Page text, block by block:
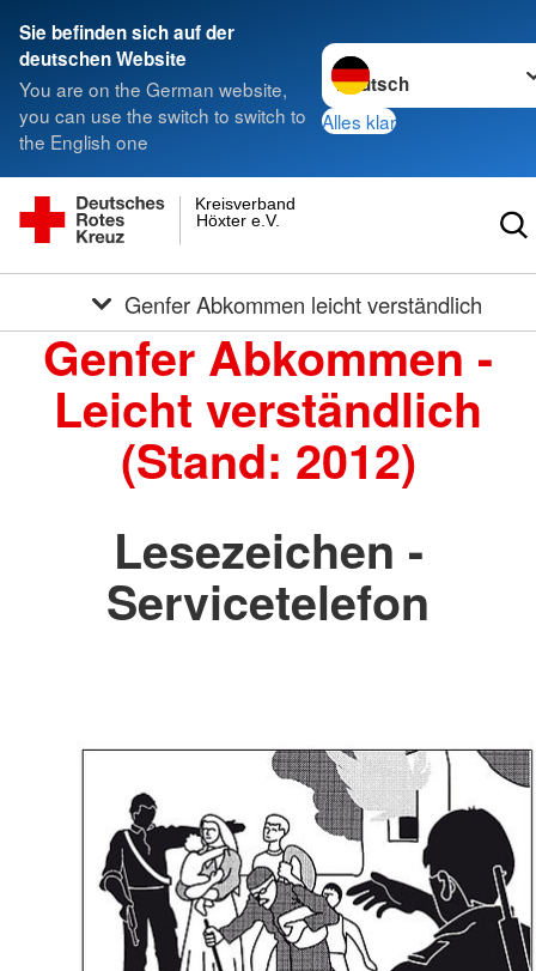
Sie befinden sich auf der
deutschen Website
You are on the German website,
you can use the switch to switch to
the English one
Sprache wechseln zu
Alles klar
Höxter e.V.
Kreisverband
Genfer Abkommen leicht verständlich
Genfer Abkommen -
Leicht verständlich
(Stand: 2012)
Lesezeichen -
Servicetelefon